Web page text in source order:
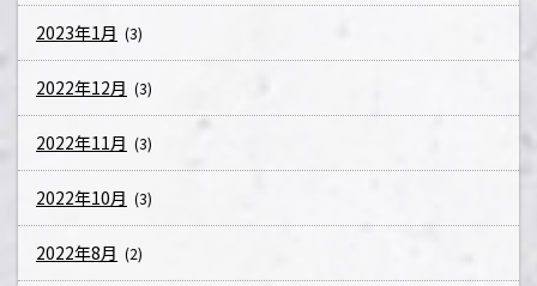
2023年1月 (3)
2022年12月 (3)
2022年11月 (3)
2022年10月 (3)
2022年8月 (2)